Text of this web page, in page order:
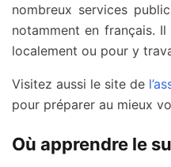
nombreux services
notamment en français.
localement ou pour y
Visitez aussi le site de
pour préparer au mieux
Où apprendre le